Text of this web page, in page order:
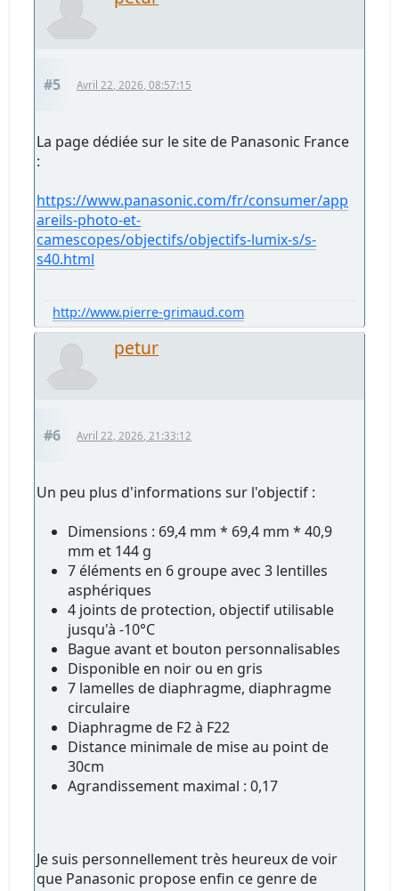
#5 Avril 22, 2026, 08:57:15
La page dédiée sur le site de Panasonic France
:
https://www.panasonic.com/fr/consumer/app
areils-photo-et-
camescopes/objectifs/objectifs-lumix-s/s-
s40.html
http://www.pierre-grimaud.com
petur
#6 Avril 22, 2026, 21:33:12
Un peu plus d'informations sur l'objectif :
Dimensions : 69,4 mm * 69,4 mm * 40,9
mm et 144 g
7 éléments en 6 groupe avec 3 lentilles
asphériques
4 joints de protection, objectif utilisable
jusqu'à -10°C
Bague avant et bouton personnalisables
Disponible en noir ou en gris
7 lamelles de diaphragme, diaphragme
circulaire
Diaphragme de F2 à F22
Distance minimale de mise au point de
30cm
Agrandissement maximal : 0,17
Je suis personnellement très heureux de voir
que Panasonic propose enfin ce genre de